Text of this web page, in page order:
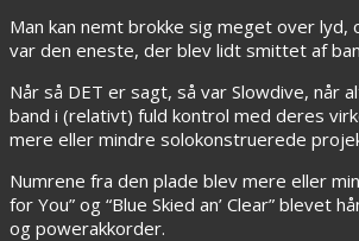
Man kan nemt brokke sig meget over
var den eneste, der blev lidt smittet af
Når så DET er sagt, så var Slowdive,
band i (relativt) fuld kontrol med deres
mere eller mindre solokonstruerede
Numrene fra den plade blev mere eller
for You” og “Blue Skied an’ Clear”
og powerakkorder.